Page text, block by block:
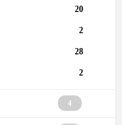
20
2
28
2
4